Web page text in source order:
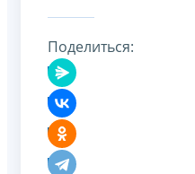
Поделиться: